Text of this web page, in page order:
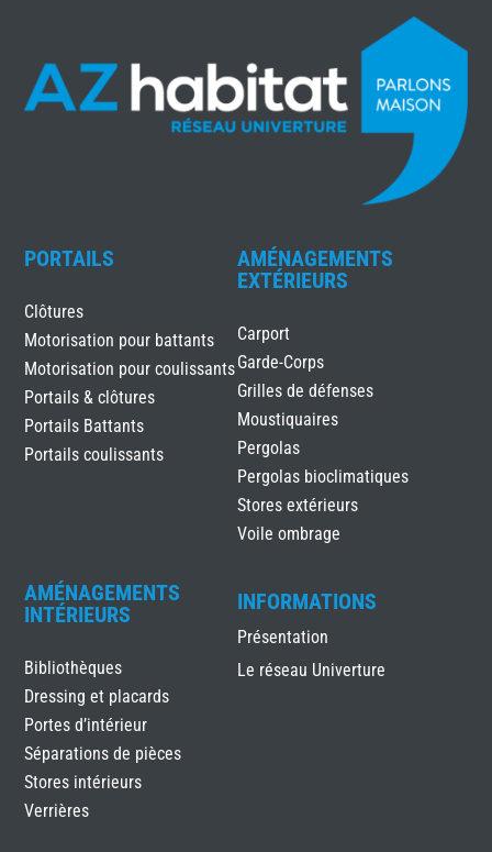
PORTAILS
Clôtures
Motorisation pour battants
Motorisation pour coulissants
Portails & clôtures
Portails Battants
Portails coulissants
AMÉNAGEMENTS
EXTÉRIEURS
Carport
Garde-Corps
Grilles de défenses
Moustiquaires
Pergolas
Pergolas bioclimatiques
Stores extérieurs
Voile ombrage
AMÉNAGEMENTS
INTÉRIEURS
Bibliothèques
Dressing et placards
Portes d’intérieur
Séparations de pièces
Stores intérieurs
Verrières
INFORMATIONS
Présentation
Le réseau Univerture